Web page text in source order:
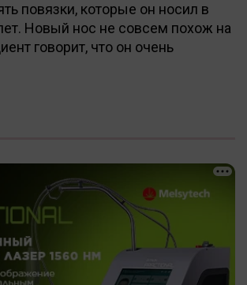
повязки, которые он носил в
Новый нос не совсем похож на
говорит, что он очень